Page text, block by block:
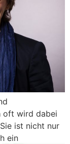
oft wird dabei
ist nicht nur
ein